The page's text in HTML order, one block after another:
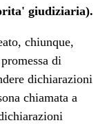
giudiziaria).
chiunque,
di
dichiarazioni
chiamata a